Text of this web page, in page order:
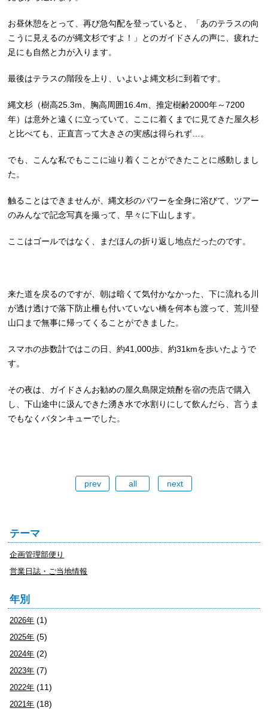
お昼休憩をとって、再び急勾配を登っていると、「あのテラスの向
こうに見えるのが縄文杉ですよ！」とのガイドさんの声に、疲れた
足にも自然と力が入ります。
最後はテラスの階段を上り、いよいよ縄文杉に到着です。
縄文杉（樹高25.3m、胸高周囲16.4m、推定樹齢2000年～7200
年）は意外と遠くに立っていて、ここに着くまでに見てきた屋久杉
と比べても、正直言って大きさの実感は得られず…。
でも、こんな私でもここに辿り着くことができたことに感動しまし
た。
触ることはできませんが、縄文杉のパワーを全身に浴びて、ツアー
のみんなで記念写真を撮って、早々に下山します。
ここはゴールではなく、まだほんの折り返し地点だったのです。
来た道を戻るのですが、朝は暗くて気付かなかった、下に流れる川
が透け透けで落下防止柵も付いていない橋を何本も渡って、荒川登
山口まで無事に帰ってくることができました。
スマホの歩数計ではこの日、約41,000歩、約31kmを歩いたようで
す。
その夜は、ガイドさんお勧めの屋久島限定焼酎を宿の売店で購入
し、下山途中に汲んできた湧き水で水割りにして飲んだら、言うま
でもなくバタンキューでした。
prev all next
テーマ
企画管理部便り
営業日誌・ご当地情報
年別
2026年 (1)
2025年 (5)
2024年 (2)
2023年 (7)
2022年 (11)
2021年 (18)